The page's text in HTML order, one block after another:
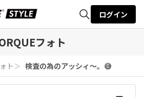
検索
ログイン
フォト
ト＞ 検査の為のアッシィ〜。😅